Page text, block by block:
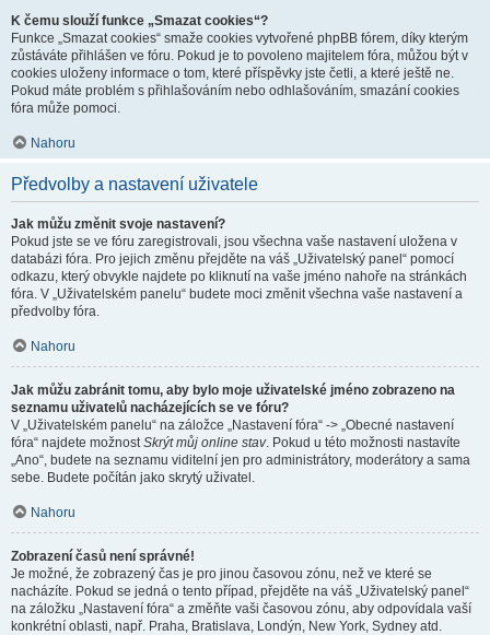
K čemu slouží funkce „Smazat cookies“?
Funkce „Smazat cookies“ smaže cookies vytvořené phpBB fórem, díky kterým
zůstáváte přihlášen ve fóru. Pokud je to povoleno majitelem fóra, můžou být v
cookies uloženy informace o tom, které příspěvky jste četli, a které ještě ne.
Pokud máte problém s přihlašováním nebo odhlašováním, smazání cookies
fóra může pomoci.
Nahoru
Předvolby a nastavení uživatele
Jak můžu změnit svoje nastavení?
Pokud jste se ve fóru zaregistrovali, jsou všechna vaše nastavení uložena v
databázi fóra. Pro jejich změnu přejděte na váš „Uživatelský panel“ pomocí
odkazu, který obvykle najdete po kliknutí na vaše jméno nahoře na stránkách
fóra. V „Uživatelském panelu“ budete moci změnit všechna vaše nastavení a
předvolby fóra.
Nahoru
Jak můžu zabránit tomu, aby bylo moje uživatelské jméno zobrazeno na
seznamu uživatelů nacházejících se ve fóru?
V „Uživatelském panelu“ na záložce „Nastavení fóra“ -> „Obecné nastavení
fóra“ najdete možnostSkrýt můj online stav. Pokud u této možnosti nastavíte
„Ano“, budete na seznamu viditelní jen pro administrátory, moderátory a sama
sebe. Budete počítán jako skrytý uživatel.
Nahoru
Zobrazení časů není správné!
Je možné, že zobrazený čas je pro jinou časovou zónu, než ve které se
nacházíte. Pokud se jedná o tento případ, přejděte na váš „Uživatelský panel“
na záložku „Nastavení fóra“ a změňte vaši časovou zónu, aby odpovídala vaší
konkrétní oblasti, např. Praha, Bratislava, Londýn, New York, Sydney atd.